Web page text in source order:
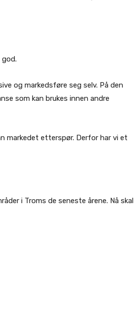
og markedsføre seg selv. På den
som kan brukes innen andre
markedet etterspør. Derfor har vi et
i Troms de seneste årene. Nå skal